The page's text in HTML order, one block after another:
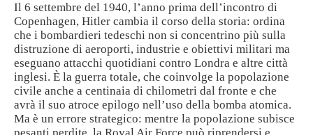
Il 6 settembre del 1940, l’anno prima dell’incontro di
Copenhagen, Hitler cambia il corso della storia: ordina
che i bombardieri tedeschi non si concentrino più sulla
distruzione di aeroporti, industrie e obiettivi militari ma
eseguano attacchi quotidiani contro Londra e altre città
inglesi. È la guerra totale, che coinvolge la popolazione
civile anche a centinaia di chilometri dal fronte e che
avrà il suo atroce epilogo nell’uso della bomba atomica.
Ma è un errore strategico: mentre la popolazione subisce